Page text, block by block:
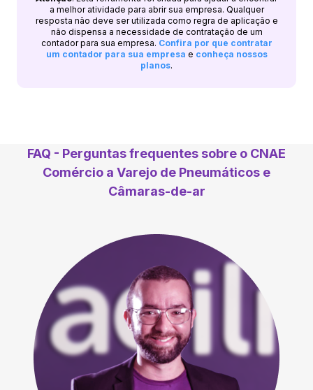
a melhor atividade para abrir sua empresa. Qualquer
resposta não deve ser utilizada como regra de aplicação e
não dispensa a necessidade de contratação de um
contador para sua empresa. Confira por que contratar
um contador para sua empresa e conheça nossos
planos.
FAQ - Perguntas frequentes sobre o CNAE
Comércio a Varejo de Pneumáticos e
Câmaras-de-ar